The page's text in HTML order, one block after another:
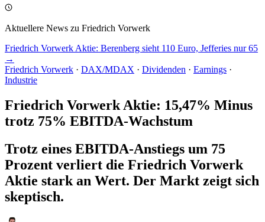
Aktuellere News zu Friedrich Vorwerk
Friedrich Vorwerk Aktie: Berenberg sieht 110 Euro, Jefferies nur 65
→
Friedrich Vorwerk · DAX/MDAX · Dividenden · Earnings ·
Industrie
Friedrich Vorwerk Aktie: 15,47% Minus
trotz 75% EBITDA-Wachstum
Trotz eines EBITDA-Anstiegs um 75
Prozent verliert die Friedrich Vorwerk
Aktie stark an Wert. Der Markt zeigt sich
skeptisch.